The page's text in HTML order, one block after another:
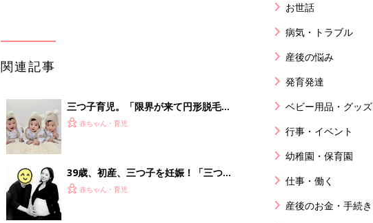
関連記事
三つ子育児。「限界が来て円形脱毛
に」…でも、三つ子だからこそ生まれ
赤ちゃん・育児
39歳、初産、三つ子を妊娠！「三つ子
を無事に産んだ前例がない」とクリニ
赤ちゃん・育児
お世話
病気・トラブル
産後の悩み
発育発達
ベビー用品・グッズ
行事・イベント
幼稚園・保育園
仕事・働く
産後のお金・手続き